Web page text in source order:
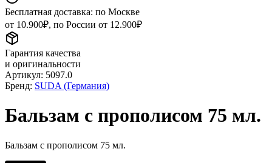
Бесплатная доставка: по Москве
от 10.900₽, по России от 12.900₽
Гарантия качества
и оригинальности
Артикул: 5097.0
Бренд: SUDA (Германия)
Бальзам с прополисом 75 мл.
Бальзам с прополисом 75 мл.